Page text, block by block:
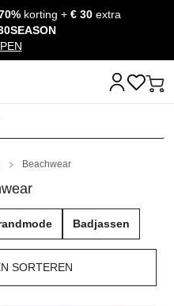
content
korting +€ 30 extra
Beachwear
Badjassen
SORTEREN